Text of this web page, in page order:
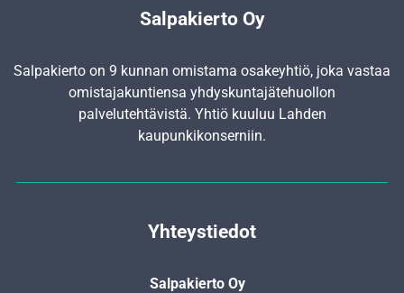
Salpakierto Oy
Salpakierto on 9 kunnan omistama osakeyhtiö, joka vastaa
omistajakuntiensa yhdyskunta­jätehuollon
palvelutehtävistä. Yhtiö kuuluu Lahden
kaupunkikonserniin.
Yhteystiedot
Salpakierto Oy